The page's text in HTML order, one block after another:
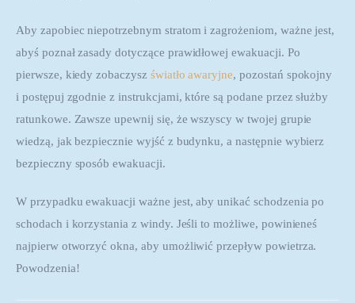
Aby zapobiec niepotrzebnym stratom i zagrożeniom, ważne jest,
abyś poznał zasady dotyczące prawidłowej ewakuacji. Po
pierwsze, kiedy zobaczysz światło awaryjne, pozostań spokojny
i postępuj zgodnie z instrukcjami, które są podane przez służby
ratunkowe. Zawsze upewnij się, że wszyscy w twojej grupie
wiedzą, jak bezpiecznie wyjść z budynku, a następnie wybierz
bezpieczny sposób ewakuacji.
W przypadku ewakuacji ważne jest, aby unikać schodzenia po
schodach i korzystania z windy. Jeśli to możliwe, powinieneś
najpierw otworzyć okna, aby umożliwić przepływ powietrza.
Powodzenia!